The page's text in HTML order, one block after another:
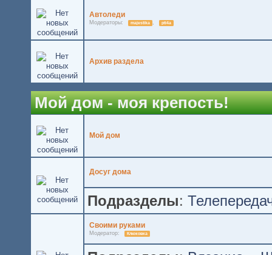
Автоледи
Модераторы: majestika , pti4a
Архив раздела
Мой дом - моя крепость!
Мой дом
Досуг дома
Подразделы:
Своими руками
Модератор: Клюковка